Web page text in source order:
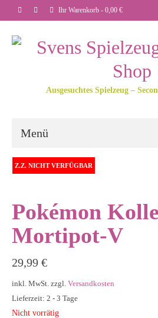
Ihr Warenkorb - 0,00 €
Ausgesuchtes Spielzeug –
Menü
Z.Z. NICHT VERFÜGBAR
Pokémon
Mortipot-V
29,99 €
inkl. MwSt. zzgl. Versandkosten
Lieferzeit: 2 - 3 Tage
Nicht vorrätig